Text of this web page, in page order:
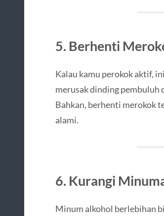
5. Berhenti
Kalau kamu perokok aktif,
merusak dinding pembuluh
Bahkan, berhenti merokok
alami.
6. Kurangi
Minum alkohol berlebihan